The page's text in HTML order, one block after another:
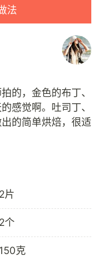
法
的，金色的布丁、
感觉啊。吐司丁、
的简单烘焙，很适
2片
2个
150克